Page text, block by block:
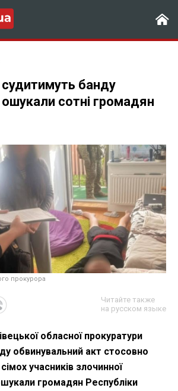
банду
сотні громадян
прокурора
Читайте также
на русском языке
обласної прокуратури
обвинувальний акт стосовно
учасників злочинної
ошукали громадян Республіки